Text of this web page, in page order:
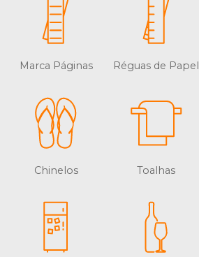
Marca Páginas Réguas de Papel
Chinelos Toalhas